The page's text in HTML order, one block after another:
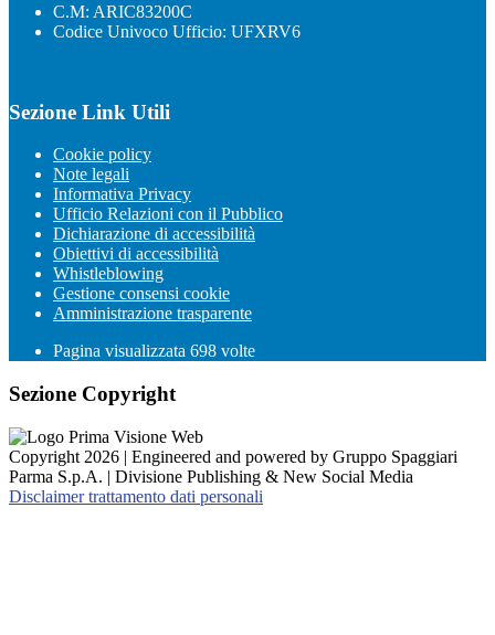
C.M: ARIC83200C
Codice Univoco Ufficio: UFXRV6
Sezione Link Utili
Cookie policy
Note legali
Informativa Privacy
Ufficio Relazioni con il Pubblico
Dichiarazione di accessibilità
Obiettivi di accessibilità
Whistleblowing
Gestione consensi cookie
Amministrazione trasparente
Pagina visualizzata 698 volte
Sezione Copyright
Copyright 2026 | Engineered and powered by Gruppo Spaggiari
Parma S.p.A. | Divisione Publishing & New Social Media
Disclaimer trattamento dati personali